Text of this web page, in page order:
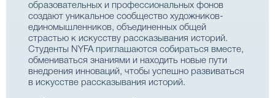
образовательных и профессиональных фонов
создают уникальное сообщество художников-
единомышленников, объединенных общей
страстью к искусству рассказывания историй.
Студенты NYFA приглашаются собираться вместе,
обмениваться знаниями и находить новые пути
внедрения инноваций, чтобы успешно развиваться
в искусстве рассказывания историй.